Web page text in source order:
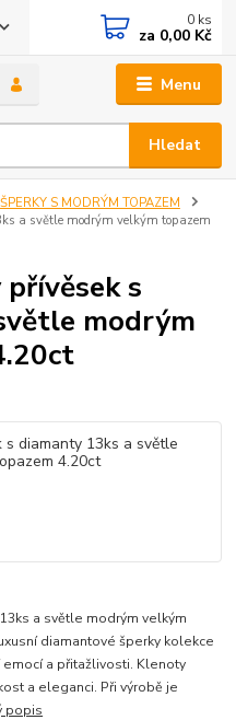
Menu
Hledat
0 ks
za 0,00 Kč
ŠPERKY S MODRÝM TOPAZEM
a světle modrým velkým topazem
s
modrým
a světle modrým velkým
diamantové šperky kolekce
emocí a přitažlivosti. Klenoty
a eleganci. Při výrobě je
popis